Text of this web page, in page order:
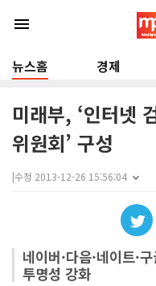
menu
뉴스홈 경제
미래부, ‘인터넷
위원회’ 구성
|수정 2013-12-26 15:56:04
네이버·다음·네이트·
투명성 강화